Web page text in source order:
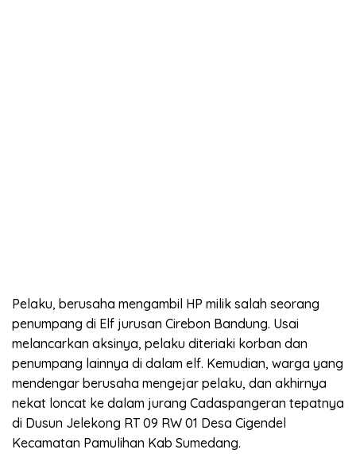
Pelaku, berusaha mengambil HP milik salah seorang
penumpang di Elf jurusan Cirebon Bandung. Usai
melancarkan aksinya, pelaku diteriaki korban dan
penumpang lainnya di dalam elf. Kemudian, warga yang
mendengar berusaha mengejar pelaku, dan akhirnya
nekat loncat ke dalam jurang Cadaspangeran tepatnya
di Dusun Jelekong RT 09 RW 01 Desa Cigendel
Kecamatan Pamulihan Kab Sumedang.